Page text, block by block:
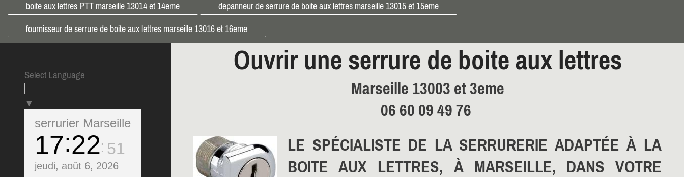
boite aux lettres PTT marseille 13014 et 14eme depanneur de serrure de boite aux lettres marseille 13015 et 15eme
fournisseur de serrure de boite aux lettres marseille 13016 et 16eme
Ouvrir une serrure de boite aux lettres
Marseille 13003 et 3eme
06 60 09 49 76
LE SPÉCIALISTE DE LA SERRURERIE ADAPTÉE À LA
BOITE AUX LETTRES, À MARSEILLE, DANS VOTRE
Select Language
▼
serrurier Marseille
17 22 52
jeudi, août 6, 2026